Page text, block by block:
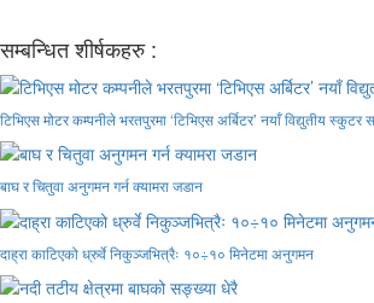
सम्बन्धित शीर्षकहरु :
टिभिएस मोटर कम्पनीले भरतपुरमा ‘टिभिएस अर्बिटर’ नयाँ विद्युतीय स्कुटर
बाघ र चितुवा अनुगमन गर्न क्यामरा जडान
दाह्रा काटिएको ध्रुर्वे निकुञ्जभित्रैः १०÷१० मिनेटमा अनुगमन